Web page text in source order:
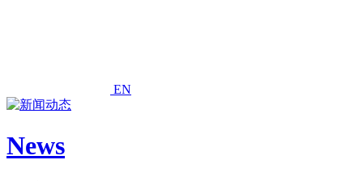
EN
News